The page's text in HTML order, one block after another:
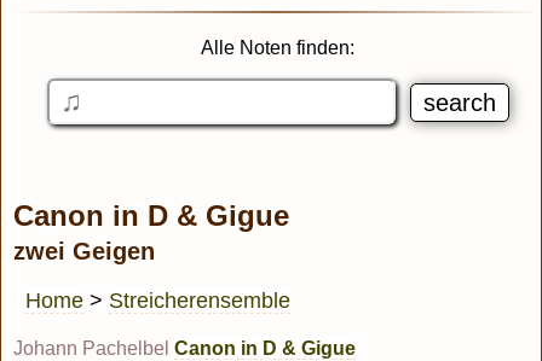
Alle Noten finden:
Canon in D & Gigue
zwei Geigen
Home > Streicherensemble
Johann Pachelbel Canon in D & Gigue